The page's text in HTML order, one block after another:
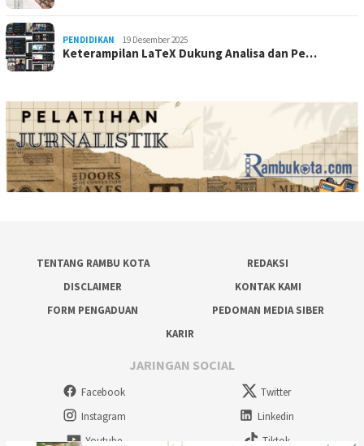
PENDIDIKAN 19 Desember 2025
Keterampilan LaTeX Dukung Analisa dan Pe…
TENTANG RAMBU KOTA
REDAKSI
DISCLAIMER
KONTAK KAMI
FORM PENGADUAN
PEDOMAN MEDIA SIBER
KARIR
JARINGAN SOCIAL
Facebook
Twitter
Instagram
Linkedin
Youtube
Tiktok